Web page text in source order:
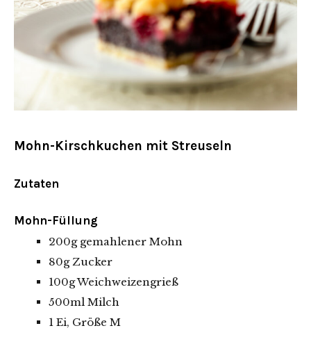
Mohn-Kirschkuchen mit Streuseln
Zutaten
Mohn-Füllung
200g gemahlener Mohn
80g Zucker
100g Weichweizengrieß
500ml Milch
1 Ei, Größe M